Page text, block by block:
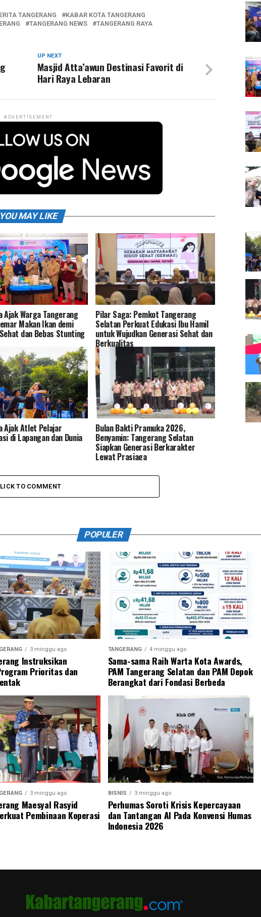
TANGERANG
KABAR KOTA TANGERANG
TANGERANG NEWS
TANGERANG RAYA
UP NEXT
Masjid Atta’awun Destinasi Favorit di
Hari Raya Lebaran
ADVERTISEMENT
YOU MAY LIKE
Ajak Warga Tangerang
Makan Ikan demi
dan Bebas Stunting
Pilar Saga: Pemkot Tangerang
Selatan Perkuat Edukasi Ibu Hamil
untuk Wujudkan Generasi Sehat dan
Berkualitas
Ajak Atlet Pelajar
di Lapangan dan Dunia
Bulan Bakti Pramuka 2026,
Benyamin: Tangerang Selatan
Siapkan Generasi Berkarakter
Lewat Prasiaga
TO COMMENT
POPULER
3 minggu ago
Instruksikan
Prioritas dan
TANGERANG 4 minggu ago
Sama-sama Raih Warta Kota Awards,
PAM Tangerang Selatan dan PAM Depok
Berangkat dari Fondasi Berbeda
3 minggu ago
Maesyal Rasyid
Pembinaan Koperasi
BISNIS 3 minggu ago
Perhumas Soroti Krisis Kepercayaan
dan Tantangan AI Pada Konvensi Humas
Indonesia 2026